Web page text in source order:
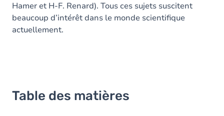
Hamer et H-F. Renard). Tous ces sujets suscitent
beaucoup d’intérêt dans le monde scientifique
actuellement.
Table des matières